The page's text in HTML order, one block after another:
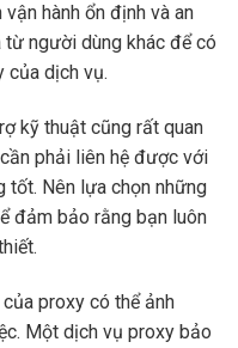
hành ổn định và an
từ người dùng khác để có
của dịch vụ.
kỹ thuật cũng rất quan
phải liên hệ được với
tốt. Nên lựa chọn những
đảm bảo rằng bạn luôn
proxy có thể ảnh
Một dịch vụ proxy bảo